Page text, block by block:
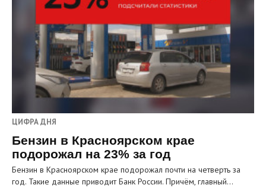
ЦИФРА ДНЯ
Бензин в Красноярском крае
подорожал на 23% за год
Бензин в Красноярском крае подорожал почти на четверть за
год. Такие данные приводит Банк России. Причём, главный…